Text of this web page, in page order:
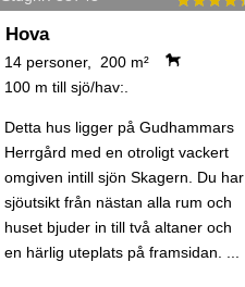
Hova
14 personer, 200 m²
100 m till sjö/hav:.
Detta hus ligger på Gudhammars
Herrgård med en otroligt vackert
omgiven intill sjön Skagern. Du har
sjöutsikt från nästan alla rum och
huset bjuder in till två altaner och
en härlig uteplats på framsidan. ...